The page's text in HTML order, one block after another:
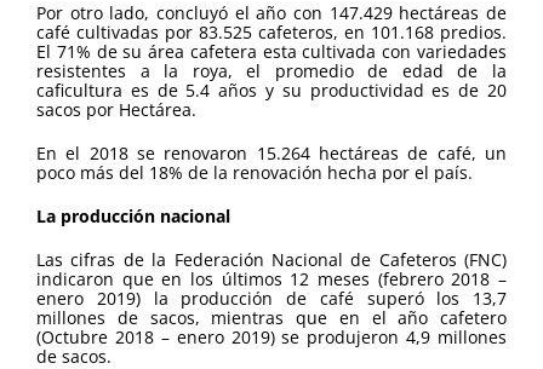
Por otro lado, concluyó el año con 147.429 hectáreas de
café cultivadas por 83.525 cafeteros, en 101.168 predios.
El 71% de su área cafetera esta cultivada con variedades
resistentes a la roya, el promedio de edad de la
caficultura es de 5.4 años y su productividad es de 20
sacos por Hectárea.
En el 2018 se renovaron 15.264 hectáreas de café, un
poco más del 18% de la renovación hecha por el país.
La producción nacional
Las cifras de la Federación Nacional de Cafeteros (FNC)
indicaron que en los últimos 12 meses (febrero 2018 –
enero 2019) la producción de café superó los 13,7
millones de sacos, mientras que en el año cafetero
(Octubre 2018 – enero 2019) se produjeron 4,9 millones
de sacos.